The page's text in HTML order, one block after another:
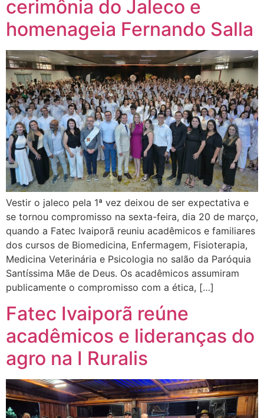
cerimônia do Jaleco e
homenageia Fernando Salla
Vestir o jaleco pela 1ª vez deixou de ser expectativa e
se tornou compromisso na sexta-feira, dia 20 de março,
quando a Fatec Ivaiporã reuniu acadêmicos e familiares
dos cursos de Biomedicina, Enfermagem, Fisioterapia,
Medicina Veterinária e Psicologia no salão da Paróquia
Santíssima Mãe de Deus. Os acadêmicos assumiram
publicamente o compromisso com a ética, […]
Fatec Ivaiporã reúne
acadêmicos e lideranças do
agro na I Ruralis